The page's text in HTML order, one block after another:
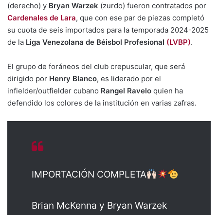
(derecho) y Bryan Warzek (zurdo) fueron contratados por
Cardenales de Lara, que con ese par de piezas completó
su cuota de seis importados para la temporada 2024-2025
de la Liga Venezolana de Béisbol Profesional (LVBP).
El grupo de foráneos del club crepuscular, que será
dirigido por Henry Blanco, es liderado por el
infielder/outfielder cubano Rangel Ravelo quien ha
defendido los colores de la institución en varias zafras.
IMPORTACIÓN COMPLETA
Brian McKenna y Bryan Warzek